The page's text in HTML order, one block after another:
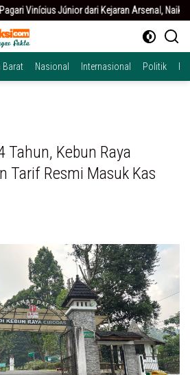
Arsenal, Naikkan Tawaran Kontrak
Barat Nasional Internasional Politik
Tahun, Kebun Raya
Tarif Resmi Masuk Kas